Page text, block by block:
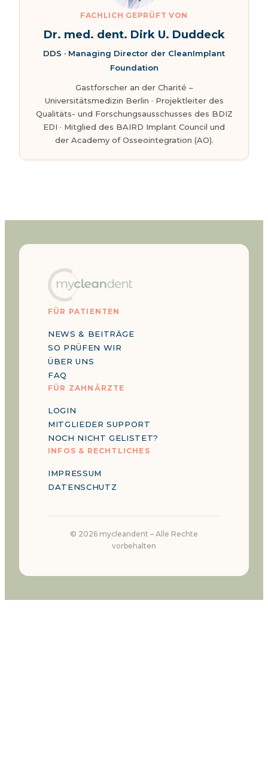
FACHLICH GEPRÜFT VON
Dr. med. dent. Dirk U. Duddeck
DDS · Managing Director der CleanImplant
Foundation
Gastforscher an der Charité –
Universitätsmedizin Berlin · Projektleiter des
Qualitäts- und Forschungsausschusses des BDIZ
EDI · Mitglied des BAIRD Implant Council und
der Academy of Osseointegration (AO).
FÜR PATIENTEN
NEWS & BEITRÄGE
SO PRÜFEN WIR
ÜBER UNS
FAQ
FÜR ZAHNÄRZTE
LOGIN
MITGLIEDER SUPPORT
NOCH NICHT GELISTET?
INFOS & RECHTLICHES
IMPRESSUM
DATENSCHUTZ
© 2026 mycleandent – Alle Rechte
vorbehalten